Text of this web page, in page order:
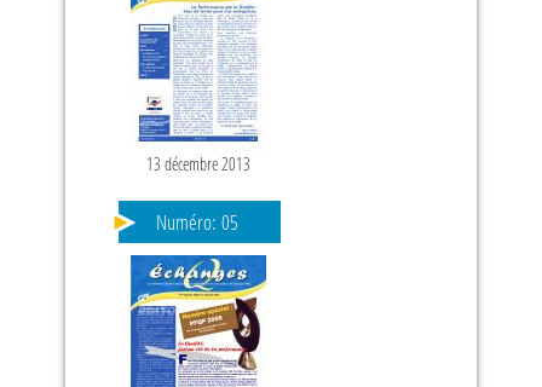
13 décembre 2013
Numéro: 05